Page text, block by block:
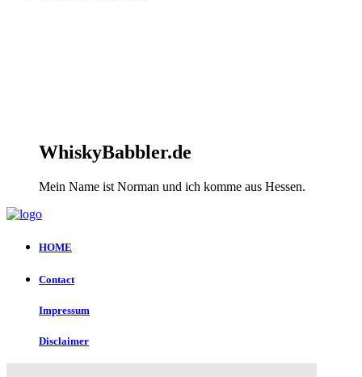
WhiskyBabbler.de
Mein Name ist Norman und ich komme aus Hessen.
HOME
Contact
Impressum
Disclaimer